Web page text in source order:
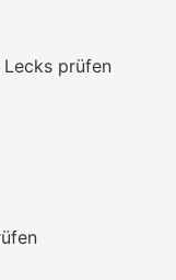
Lecks prüfen